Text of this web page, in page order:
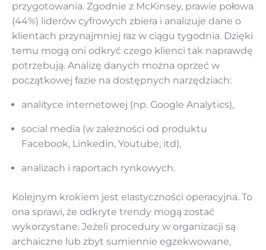
przygotowania. Zgodnie z McKinsey, prawie połowa
(44%) liderów cyfrowych zbiera i analizuje dane o
klientach przynajmniej raz w ciągu tygodnia. Dzięki
temu mogą oni odkryć czego klienci tak naprawdę
potrzebują. Analizę danych można oprzeć w
początkowej fazie na dostępnych narzędziach:
analityce internetowej (np. Google Analytics),
social media (w zależności od produktu
Facebook, Linkedin, Youtube, itd),
analizach i raportach rynkowych.
Kolejnym krokiem jest elastyczności operacyjna. To
ona sprawi, że odkryte trendy mogą zostać
wykorzystane. Jeżeli procedury w organizacji są
archaiczne lub zbyt sumiennie egzekwowane,